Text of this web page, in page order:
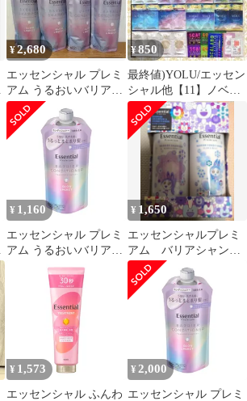
¥2,680
エッセンシャル プレミ
アム うるおいバリア
グロウ＆モイスト
340mL各２個
¥850
最終値)YOLU/エッセン
シャル他【11】ノベル
ティ込計【16】点 数量
限定
¥ 1,160
エッセンシャル プレミ
アム うるおいバリアコ
ンディショナー グロウ
＆モイスト つめかえ用
340ml [グロウ&モイス
ト] [コンディショナー]
¥ 1,650
エッセンシャルプレミ
アム バリアシャンプ
ートリートメント グ
ロウ&モイスト 1箱
¥ 1,573
エッセンシャル ふんわ
¥ 2,000
エッセンシャル プレミ